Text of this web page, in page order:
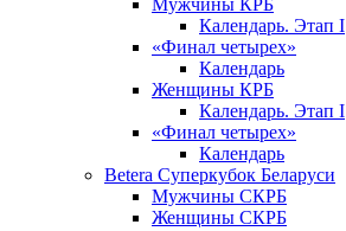
Мужчины КРБ
Календарь. Этап I
«Финал четырех»
Календарь
Женщины КРБ
Календарь. Этап I
«Финал четырех»
Календарь
Betera Суперкубок Беларуси
Мужчины СКРБ
Женщины СКРБ